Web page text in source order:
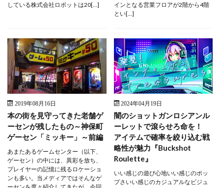
している株式会社ロボットは20[…]
インとなる営業フロアが2階から4階
とい[…]
2019年08月16日
本の街を見守ってきた老舗ゲ
ーセンが残したもの～神保町
ゲーセン「ミッキー」～前編
あまたあるゲームセンター（以下、
ゲーセン）の中には、異彩を放ち、
プレイヤーの記憶に残るロケーショ
ンも多い。当メディアではそんなゲ
2024年04月19日
闇のショットガンロシアンル
ーレットで滾らせろ命を！
アイテムで確率を絞り込む戦
略性が魅力『Buckshot
Roulette』
いい感じの遊び心地いい感じのポッ
プさいい感じのカジュアルなビジュ